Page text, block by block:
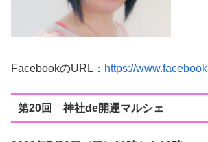
FacebookのURL： https://
第20回 神社de開運マルシェ